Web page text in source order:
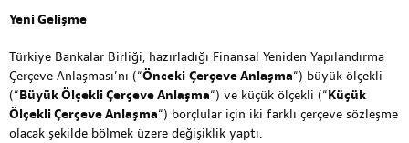
Yeni Gelişme
Türkiye Bankalar Birliği, hazırladığı Finansal Yeniden Yapılandırma
Çerçeve Anlaşması’nı (“Önceki Çerçeve Anlaşma“) büyük ölçekli
(“Büyük Ölçekli Çerçeve Anlaşma“) ve küçük ölçekli (“Küçük
Ölçekli Çerçeve Anlaşma“) borçlular için iki farklı çerçeve sözleşme
olacak şekilde bölmek üzere değişiklik yaptı.